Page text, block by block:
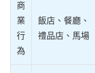
商
業
行
為
飯店、餐廳、
禮品店、馬場